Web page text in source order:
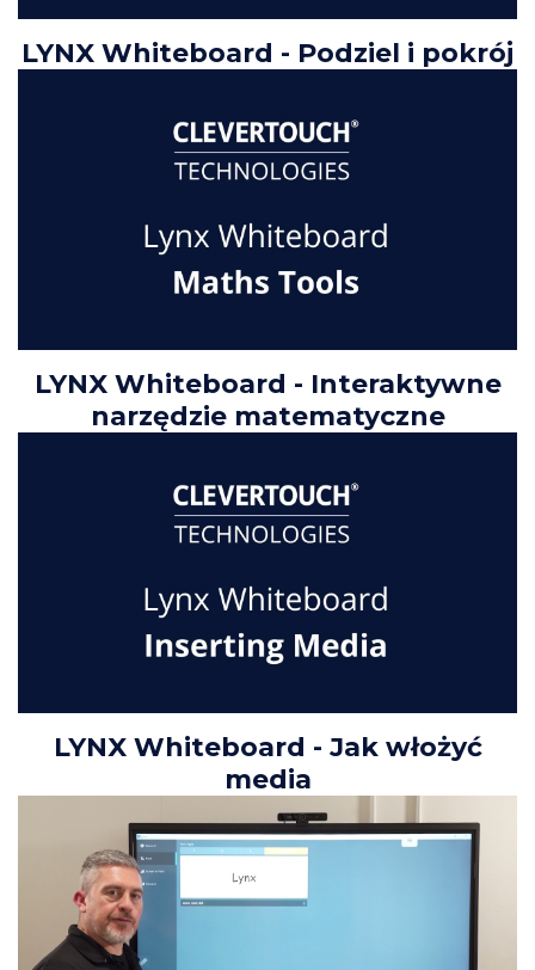
LYNX Whiteboard - Podziel i pokrój
LYNX Whiteboard - Interaktywne
narzędzie matematyczne
LYNX Whiteboard - Jak włożyć
media